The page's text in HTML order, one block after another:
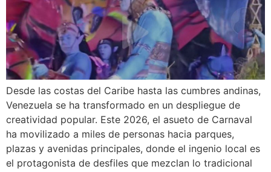
Desde las costas del Caribe hasta las cumbres andinas,
Venezuela se ha transformado en un despliegue de
creatividad popular. Este 2026, el asueto de Carnaval
ha movilizado a miles de personas hacia parques,
plazas y avenidas principales, donde el ingenio local es
el protagonista de desfiles que mezclan lo tradicional